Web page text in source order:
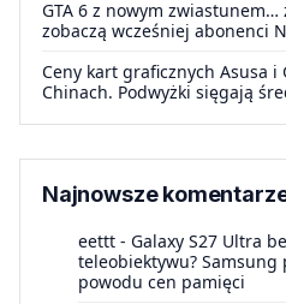
GTA 6 z nowym
zobaczą wcześniej abonenci
Ceny kart graficznych Asusa
Chinach. Podwyżki sięgają
Najnowsze
eettt - Galaxy S27 Ultra
teleobiektywu? Samsung
powodu cen pamięci